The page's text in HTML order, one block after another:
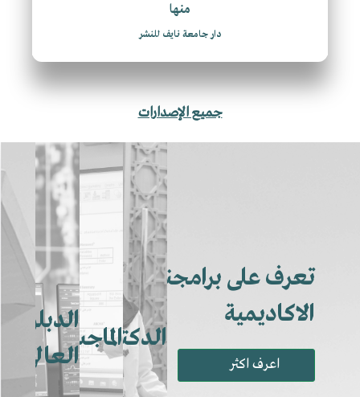
منها
دار جامعة نايف للنشر
جميع الإصدارات
تعرف على برامجنا
الاكاديمية
اعرف اكثر
الدكتوارهالماجستير
الدبلوم
العالي